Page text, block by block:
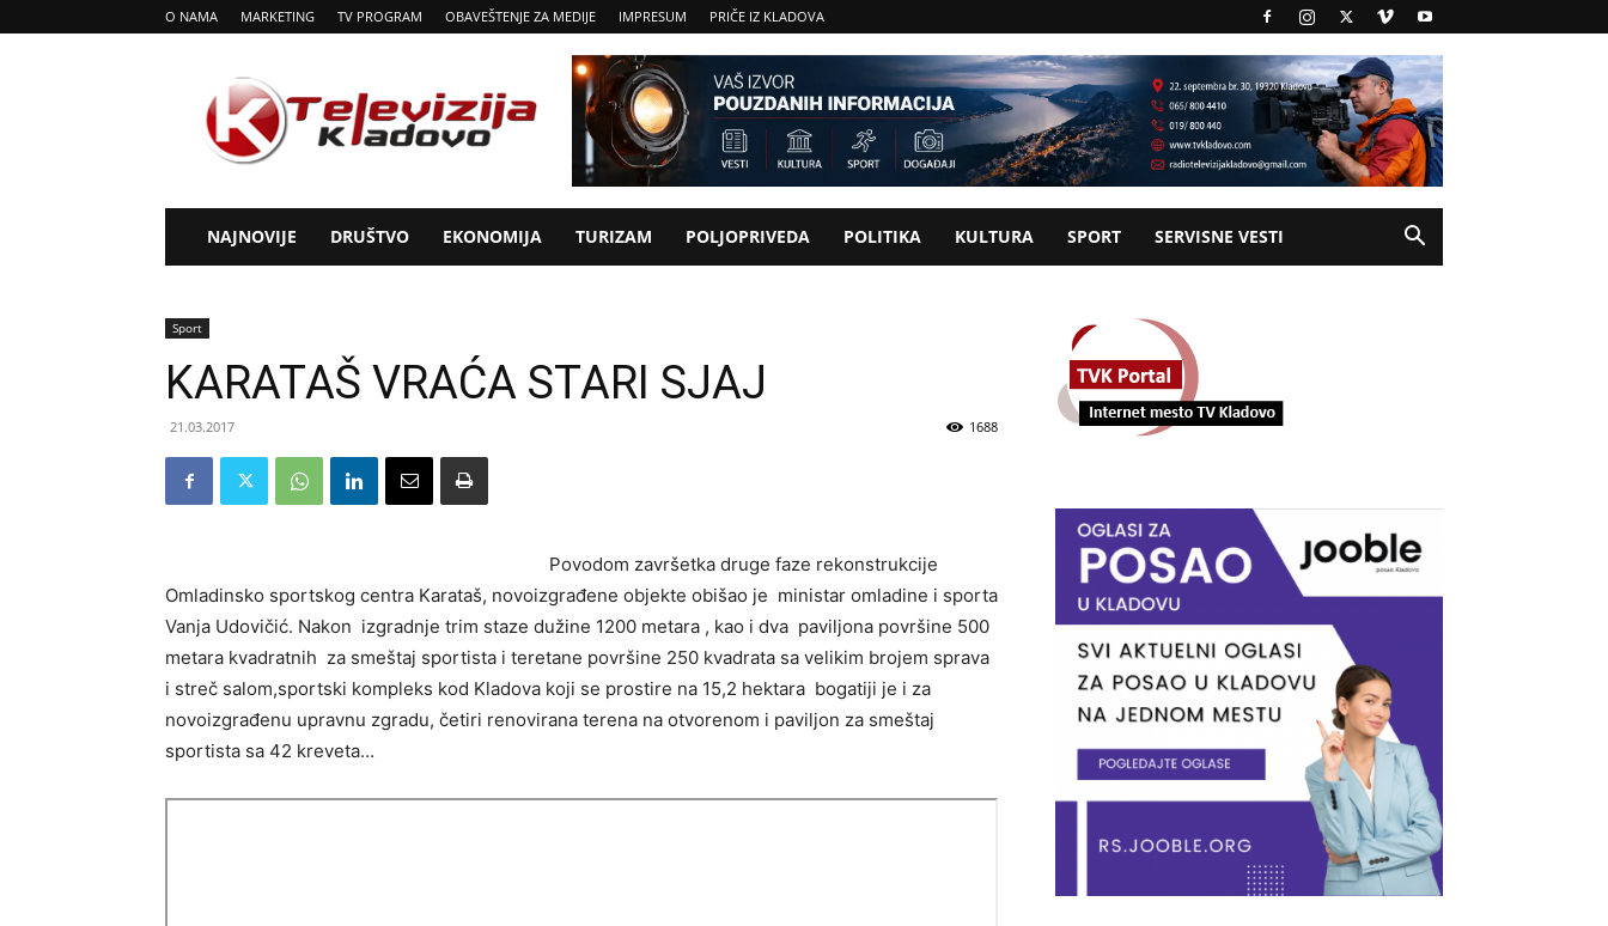
O NAMA MARKETING TV PROGRAM OBAVEŠTENJE ZA MEDIJE IMPRESUM PRIČE IZ KLADOVA
Tv
Kladovo
NAJNOVIJE DRUŠTVO EKONOMIJA TURIZAM POLJOPRIVEDA POLITIKA KULTURA SPORT SERVISNE VESTI
Sport
KARATAŠ VRAĆA STARI SJAJ
21.03.2017 1688
Povodom završetka druge faze rekonstrukcije
Omladinsko sportskog centra Karataš, novoizgrađene objekte obišao je ministar omladine i sporta
Vanja Udovičić. Nakon izgradnje trim staze dužine 1200 metara , kao i dva paviljona površine 500
metara kvadratnih za smeštaj sportista i teretane površine 250 kvadrata sa velikim brojem sprava
i streč salom,sportski kompleks kod Kladova koji se prostire na 15,2 hektara bogatiji je i za
novoizgrađenu upravnu zgradu, četiri renovirana terena na otvorenom i paviljon za smeštaj
sportista sa 42 kreveta…